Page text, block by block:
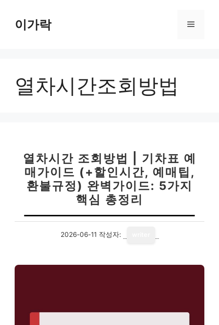
이가락 메
열차시간조회방법
열차시간 조회방법 | 기차표 예
매가이드 (+할인시간, 예매팁,
환불규정) 완벽가이드: 5가지
핵심 총정리
2026-06-11 작성자: